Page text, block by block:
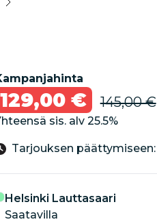
129,00 € 145,00 €
sis. alv 25.5%
Tarjouksen päättymiseen:
Helsinki Lauttasaari
Saatavilla